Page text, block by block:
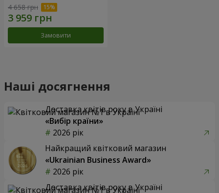
4 658 грн
Замовити
Наші досягнення
Доставка квітів року в Україні
«Вибір країни»
2026 рік
Найкращий квітковий магазин
«Ukrainian Business Award»
2026 рік
Доставка квітів року в Україні